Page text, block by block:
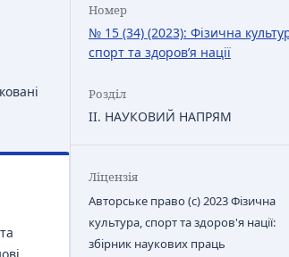
Номер
№ 15 (34) (2023): Фізична
спорт та здоров’я нації
Розділ
IІ. НАУКОВИЙ НАПРЯМ
Ліцензія
Авторське право (c) 2023 Фізична
культура, спорт та здоров'я нації:
збірник наукових праць